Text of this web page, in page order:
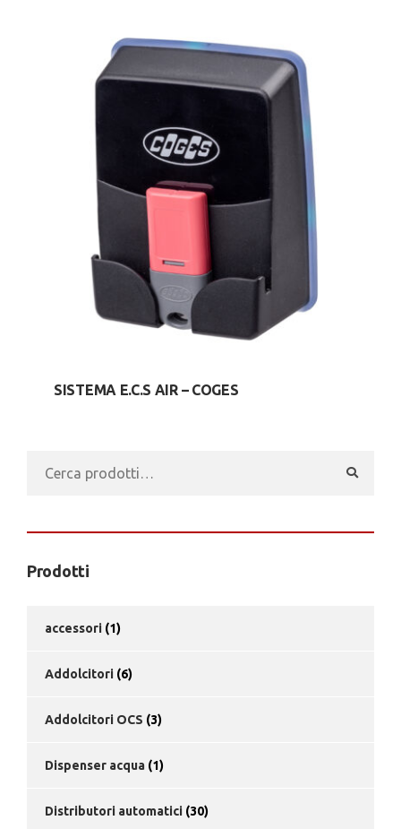
SISTEMA E.C.S AIR – COGES
Prodotti
accessori (1)
Addolcitori (6)
Addolcitori OCS (3)
Dispenser acqua (1)
Distributori automatici (30)